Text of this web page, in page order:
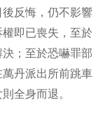
反悔，仍不影響
即已喪失，至於
；至於恐嚇罪部
丹派出所前跳車
全身而退。